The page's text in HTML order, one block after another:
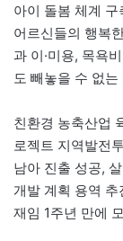
아이 돌봄 체계
어르신들의 행복
과 이·미용, 목욕
도 빼놓을 수 없는
친환경 농축산업
로젝트 지역발전
남아 진출 성공,
개발 계획 용역
재임 1주년 만에